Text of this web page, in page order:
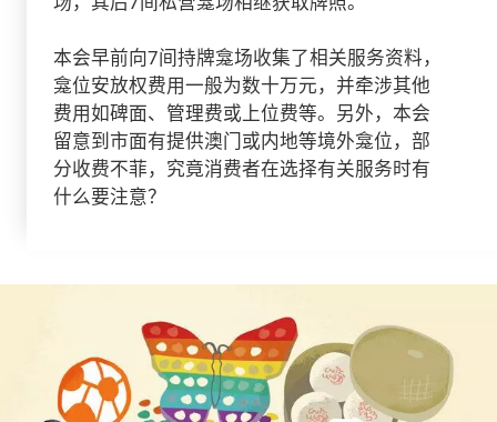
本会早前向7间持牌龛场收集了相关服务资料，
龛位安放权费用一般为数十万元，并牵涉其他
费用如碑面、管理费或上位费等。另外，本会
留意到市面有提供澳门或内地等境外龛位，部
分收费不菲，究竟消费者在选择有关服务时有
什么要注意？